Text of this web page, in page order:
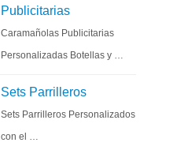
Publicitarias
Caramañolas Publicitarias
Personalizadas Botellas y …
Sets Parrilleros
Sets Parrilleros Personalizados
con el …